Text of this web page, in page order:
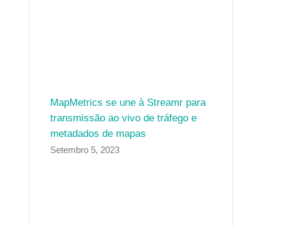
MapMetrics se une à Streamr para
transmissão ao vivo de tráfego e
metadados de mapas
Setembro 5, 2023